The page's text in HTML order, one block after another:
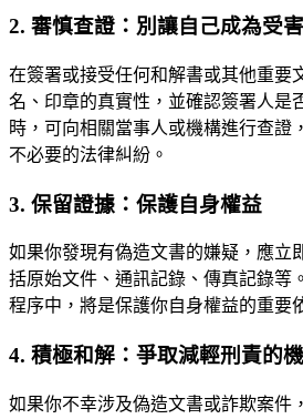
2. 審慎查證：別讓自己成為受
在簽署或接受任何和解書或其他重要
名、印章的真實性，並確認簽署人是
時，可向相關當事人或機構進行查證
不必要的法律糾紛。
3. 保留證據：保護自身權益
如果你發現有偽造文書的嫌疑，應立
括原始文件、通訊記錄、傳真記錄等
程序中，將是保護你自身權益的重要
4. 積極和解：爭取減輕刑責的
如果你不幸涉及偽造文書或詐欺案件